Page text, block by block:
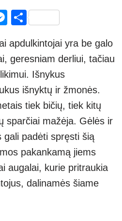
M
ss
e
n
g
er
S
ar
e
apdulkintojai yra be galo
geresniam derliui, tačiau
Išnykus
išnyktų ir žmonės.
tiek bičių, tiek kitų
sparčiai mažėja. Gėlės ir
gali padėti spręsti šią
pakankamą jiems
augalai, kurie pritraukia
dalinamės šiame